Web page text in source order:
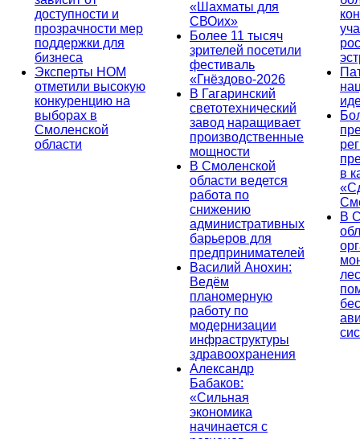
доступности и
прозрачности мер
поддержки для
бизнеса
Эксперты НОМ
отметили высокую
конкуренцию на
выборах в
Смоленской
области
«Шахматы для
СВОих»
Более 11 тысяч
зрителей посетили
фестиваль
«Гнёздово-2026
В Гагаринский
светотехнический
завод наращивает
производственные
мощности
В Смоленской
области ведется
работа по
снижению
административных
барьеров для
предпринимателей
Василий Анохин:
Ведём
планомерную
работу по
модернизации
инфраструктуры
здравоохранения
Александр
Бабаков:
«Сильная
экономика
начинается с
в
В